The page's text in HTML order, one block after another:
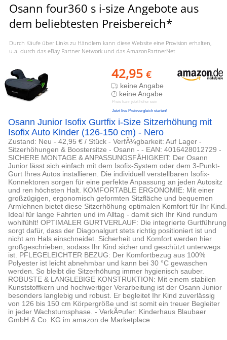
Osann four360 s i-size Angebote aus
dem beliebtesten Preisbereich*
Durch Käufe über Links zu Händlern kann diese Website eine Provision erhalten,
u.a. durch das eBay Partner Network und das AmazonPartnerNet
42,95 €
keine Angabe
keine Angabe
Preis kann jetzt höher sein
Jetzt live Preisvergleich starten!
Osann Junior Isofix Gurtfix i-Size Sitzerhöhung mit
Isofix Auto Kinder (126-150 cm) - Nero
Zustand: Neu - 42,95 € / Stück - VerfÃ¼gbarkeit: Auf Lager -
Sitzerhöhungen & Boostersitze - Osann - - EAN: 4016428012729 -
SICHERE MONTAGE & ANPASSUNGSFÄHIGKEIT: Der Osann
Junior lässt sich einfach mit dem Isofix-System oder dem 3-Punkt-
Gurt Ihres Autos installieren. Die individuell verstellbaren Isofix-
Konnektoren sorgen für eine perfekte Anpassung an jeden Autositz
und ren höchsten Halt. KOMFORTABLE ERGONOMIE: Mit einer
großzügigen, ergonomisch geformten Sitzfläche und bequemen
Armlehnen bietet diese Sitzerhöhung optimalen Komfort für Ihr Kind.
Ideal für lange Fahrten und im Alltag - damit sich Ihr Kind rundum
wohlfühlt! OPTIMALER GURTVERLAUF: Die integrierte Gurtführung
sorgt dafür, dass der Diagonalgurt stets richtig positioniert ist und
nicht am Hals einschneidet. Sicherheit und Komfort werden hier
großgeschrieben, sodass Ihr Kind sicher und geschützt unterwegs
ist. PFLEGELEICHTER BEZUG: Der Komfortbezug aus 100%
Polyester ist leicht abnehmbar und kann bei 30 °C gewaschen
werden. So bleibt die Sitzerhöhung immer hygienisch sauber.
ROBUSTE & LANGLEBIGE KONSTRUKTION: Mit einem stabilen
Kunststoffkern und hochwertiger Verarbeitung ist der Osann Junior
besonders langlebig und robust. Er begleitet Ihr Kind zuverlässig
von 126 bis 150 cm Körpergröße und ist somit ein treuer Begleiter
in jeder Wachstumsphase. - VerkÃ¤ufer: Kinderhaus Blaubaer
GmbH & Co. KG im amazon.de Marketplace